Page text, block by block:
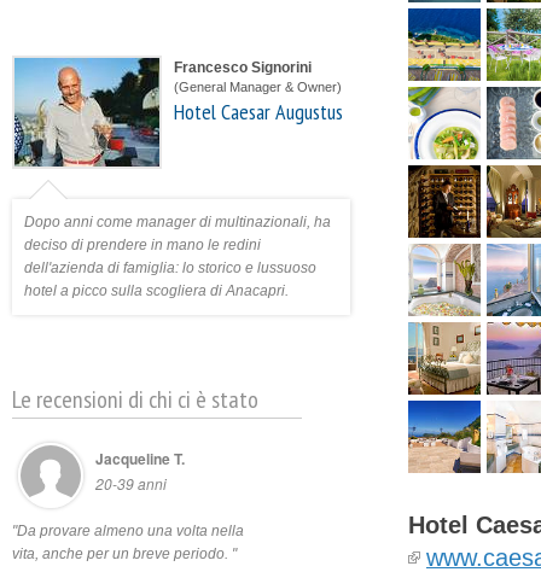
Hotel
Francesco Signorini
(General Manager & Owner)
Hotel Caesar Augustus
Dopo anni come manager di multinazionali, ha
deciso di prendere in mano le redini
dell'azienda di famiglia: lo storico e lussuoso
hotel a picco sulla scogliera di Anacapri.
Le recensioni di chi ci è stato
Jacqueline T.
20-39 anni
"Da provare almeno una volta nella
vita, anche per un breve periodo. "